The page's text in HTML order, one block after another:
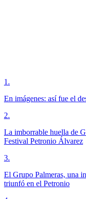
1 .
En imágenes: así fue el
2.
La imborrable huella de
Festival Petronio Álvarez
3.
El Grupo Palmeras, una
triunfó en el Petronio